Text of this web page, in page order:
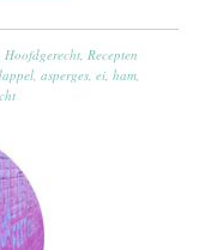
Hoofdgerecht,Recepten
,asperges,ei,ham,